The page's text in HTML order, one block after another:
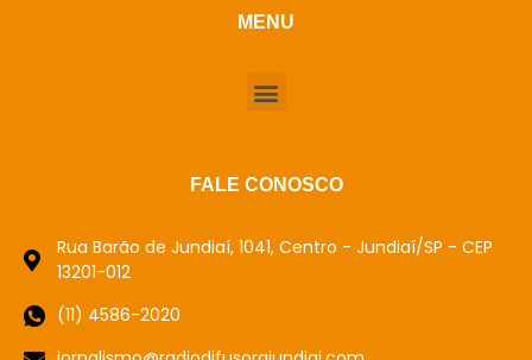
MENU
FALE CONOSCO
Rua Barão de Jundiaí, 1041, Centro - Jundiaí/SP - CEP
13201-012
(11) 4586-2020